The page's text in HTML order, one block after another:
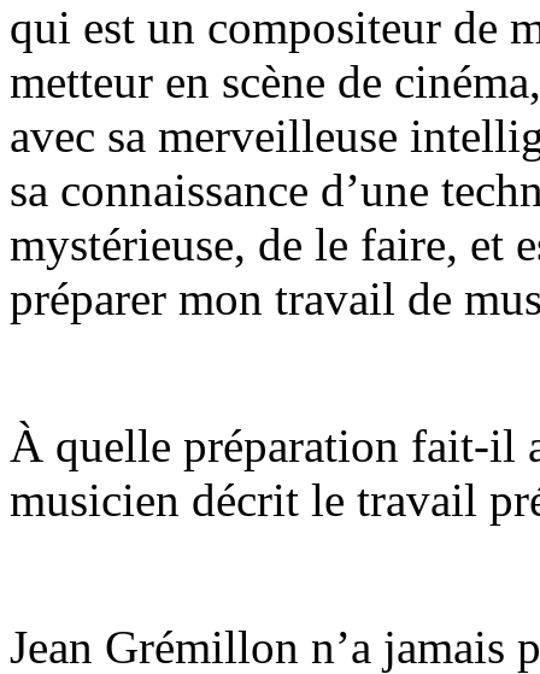
qui est un compositeur de
metteur en scène de
avec sa merveilleuse
sa connaissance d’une
mystérieuse, de le faire, et
préparer mon travail de
À quelle préparation fait-il
musicien décrit le travail
Jean Grémillon n’a jamais